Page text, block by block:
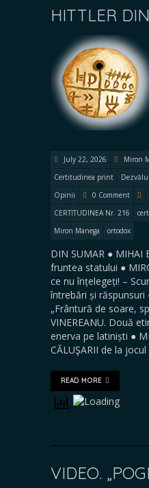
HITTLER
July 22, 2026 Miron
Certitudinea print
Opinii
0 Comment
CERTITUDINEA Nr. 216
Miron Manega
ortodox
DIN SUMAR ● MIHAI
fruntea statului ●
ce nu înțelegeți! –
întrebări și răspunsuri
„Frântură de soare,
VINEREANU. Două
enerva pe latiniști ●
CĂLUŞARII de la
READ MORE
VIDEO.